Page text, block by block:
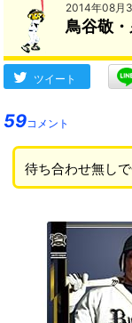
2014年08月
鳥谷敬
ツイート
59コメント
待ち合わせ無し